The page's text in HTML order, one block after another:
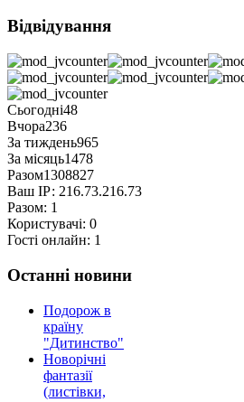
Відвідування
Сьогодні48
Вчора236
За тиждень965
За місяць1478
Разом1308827
Ваш ІР: 216.73.216.73
Разом: 1
Користувачі: 0
Гості онлайн: 1
Останні новини
Подорож в
країну
"Дитинство"
Новорічні
фантазії
(листівки,